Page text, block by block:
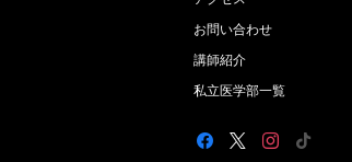
お問い合わせ
講師紹介
私立医学部一覧